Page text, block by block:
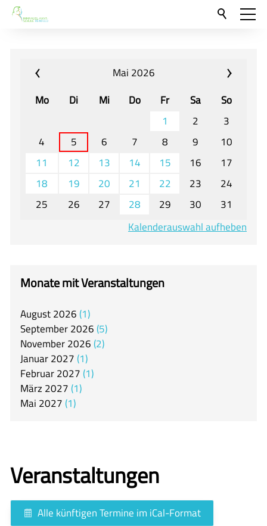
Neu hier?
Für Eltern und Schüler
Veranstaltungen und Termine
Unser Unterricht - Fachcurricula
Unsere Konzepte
Downloads
Unter-, Mittel und Oberstufe
itslearning
Arbeitsgemeinschaften
Mensa
Unsere Schulgemeinschaft
Kontakt
Mai 2026
Mo
Di Mi Do Fr Sa
So
1
2
3
4
5 6 7 8 9
10
11
12 13 14 15 16
17
18
19 20 21 22 23
24
25
26 27 28 29 30
31
Kalenderauswahl aufheben
Monate mit Veranstaltungen
August2026 1
September2026 5
November2026 2
Januar2027 1
Februar2027 1
März 2027 1
Mai 2027 1
Veranstaltungen
Alle künftigen Termine im iCal-Format